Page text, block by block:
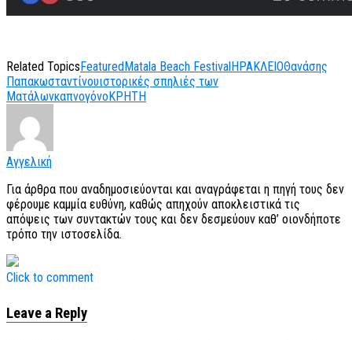
Related Topics Featured Matala Beach Festival ΗΡΑΚΛΕΙΟΘανάσης
Παπακωσταντίνουιστορικές σπηλιές των
Ματάλωνκαπνογόνο ΚΡΗΤΗ
Αγγελική
Για άρθρα που αναδημοσιεύονται και αναγράφεται η πηγή τους δεν
φέρουμε καμμία ευθύνη, καθώς απηχούν αποκλειστικά τις
απόψεις των συντακτών τους και δεν δεσμεύουν καθ’ οιονδήποτε
τρόπο την ιστοσελίδα.
Click to comment
Leave a Reply